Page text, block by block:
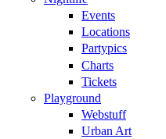
Events
Locations
Partypics
Charts
Tickets
Playground
Webstuff
Urban Art